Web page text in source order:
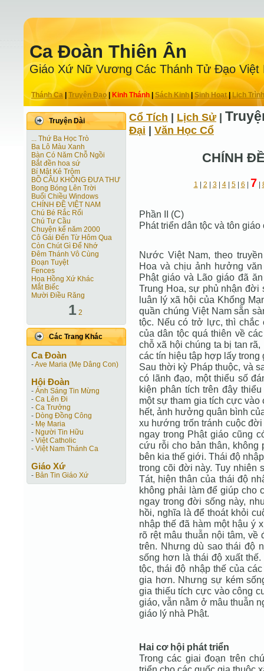
Ca Ðoàn Thiên Ân
Giáo Xứ Nữ Vương Các Thánh Tử Ðạo Việt
Thánh Ca Truyện Ðạo| Kinh Thánh Sách Kinh|Sinh Hoạt| Lịch Trình
Truyện Dài
... Thứ Ba Học Trò
Ba Lô Màu Xanh
Bàn Có Năm Chỗ Ngồi
Bắt đền hoa sứ
Bí Mật Kẻ Trộm
BỒ CÂU KHÔNG ĐƯA THƯ
Bong Bóng Lên Trời
Buổi Chiều Windows
CHÍNH ĐỀ VIỆT NAM
Chú Bé Rắc Rối
Chú Tư Cầu
Chuyện kể năm 2000
Cô Gái Ðến Từ Hôm Qua
Còn Chút Gì Ðể Nhớ
Đêm Thánh Vô Cùng
Ðoạn Tuyệt
Fences
Hoa Hồng Xứ Khác
Mắt Biếc
Mười Điều Răng
1 2
Các Trang Khác
Ca Ðoàn
-Ave Maria (Mẹ Dâng Con)
Hội Ðoàn
- Ánh Sáng Tin Mừng
- Ca Lên Đi
- Ca Trưởng
- Dòng Đồng Công
- Mẹ Maria
- Người Tin Hữu
- Việt Catholic
- Việt Nam Thánh Ca
Giáo Xứ
- Bản Tin Giáo Xứ
Cổ Tích Lịch Sử
Ðại Văn Học Cổ
CHÍNH
1 2 3| 4| 5| 6 7
Phần II (C)
Phát triển dân tộc và tôn
Nước Việt Nam, theo
Hoa và chịu ảnh hưởng
Phật giáo và Lão giáo đã
Trung Hoa, sự phủ nhận
luân lý xã hội của Khổng
quần chúng Việt Nam sẵn
tộc. Nếu có trở lực, thì
của dân tộc quá thiên về
chỗ xã hội chúng ta bị tan
các tín hiệu tập hợp lấy
Sau thời kỳ Pháp thuộc, và
có lãnh đạo, một thiểu số
kiện phân tích trên đây
một sự tham gia tích cực
hết, ảnh hưởng quân bình
xu hướng trốn tránh cuộc
ngay trong Phật giáo cũng
cứu rỗi cho bản thân, không
bên kia thế giới. Thái độ
trong cõi đời này. Tuy nhiên
Tát, hiện thân của thái độ
không phải làm để giúp cho
ngay trong đời sống này,
hồi, nghĩa là để thoát khỏi
nhập thế đã hàm một hậu ý
rõ rệt mâu thuẫn nội tâm,
trên. Nhưng dù sao thái độ
sống hơn là thái độ xuất
tộc, thái độ nhập thế của
gia hơn. Nhưng sự kém
gia thiếu tích cực vào công
giáo, vẫn nằm ở mâu thuẫn
giáo lý nhà Phật.
Hai cơ hội phát triển
Trong các giai đoạn trên